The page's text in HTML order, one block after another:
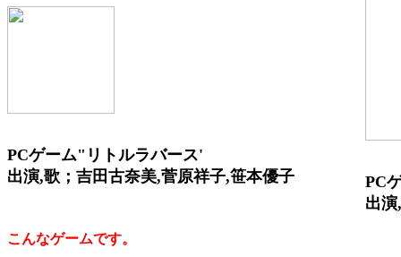
PCゲーム"リトルラバース'
出演,歌；吉田古奈美,菅原祥子,笹本優子
PC
出
こんなゲームです。